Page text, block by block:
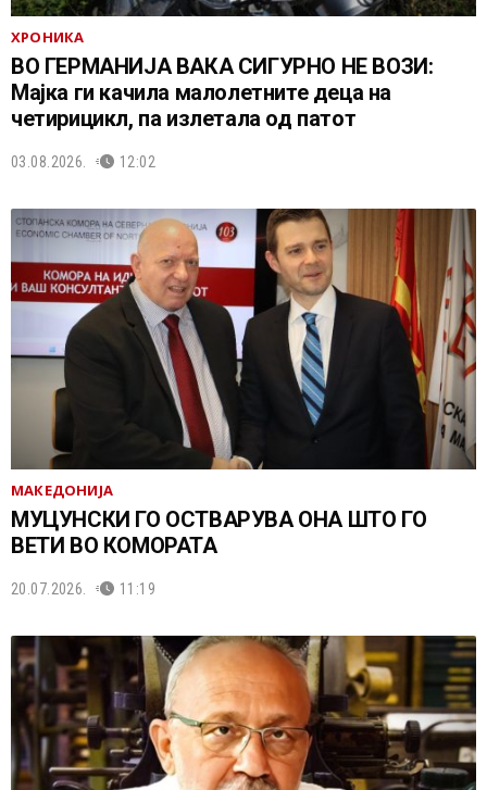
ХРОНИКА
ВО ГЕРМАНИЈА ВАКА СИГУРНО НЕ ВОЗИ:
Мајка ги качила малолетните деца на
четирицикл, па излетала од патот
03.08.2026. 12:02
МАКЕДОНИЈА
МУЦУНСКИ ГО ОСТВАРУВА ОНА ШТО ГО
ВЕТИ ВО КОМОРАТА
20.07.2026. 11:19